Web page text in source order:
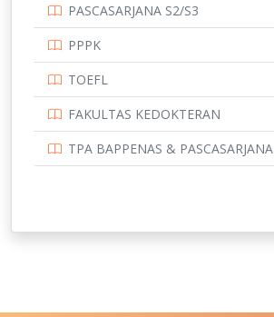
UNIVERSITAS CENDRAWASIH
UNIVERSITAS JEMBER
PASCASARJANA S2/S3
PPPK
TOEFL
FAKULTAS KEDOKTERAN
TPA BAPPENAS & PASCASARJANA